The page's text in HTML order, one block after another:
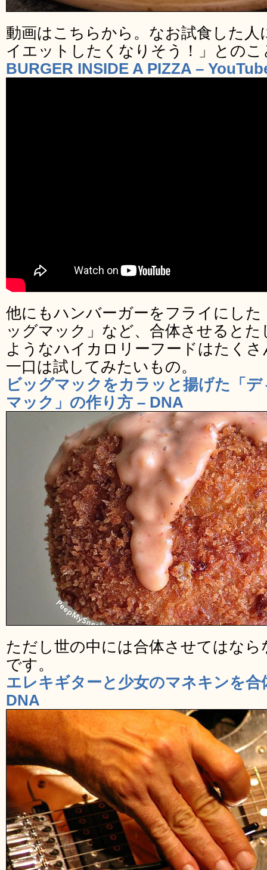
動画はこちらから。なお試食した
イエットしたくなりそう！」とのこ
BURGER INSIDE A PIZZA –
他にもハンバーガーをフライにし
ッグマック」など、合体させると
ようなハイカロリーフードはたく
一口は試してみたいもの。
ビッグマックをカラッと揚げた「
マック」の作り方 – DNA
ただし世の中には合体させてはな
です。
エレキギターと少女のマネキンを
DNA